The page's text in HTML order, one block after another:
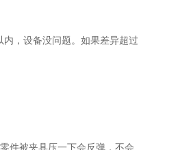
，设备没问题。如果差异超过
件被夹具压一下会反弹，不会